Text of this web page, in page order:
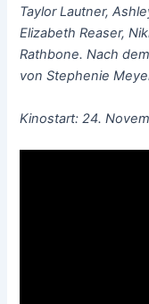
Taylor Lautner,
Elizabeth Reaser,
Rathbone. Nach
von Stephenie
Kinostart: 24.